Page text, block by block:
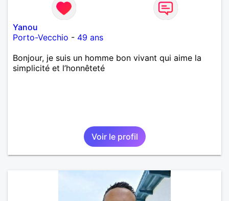
Yanou
Porto-Vecchio - 49 ans
Bonjour, je suis un homme bon vivant qui aime la
simplicité et l’honnêteté
Voir le profil